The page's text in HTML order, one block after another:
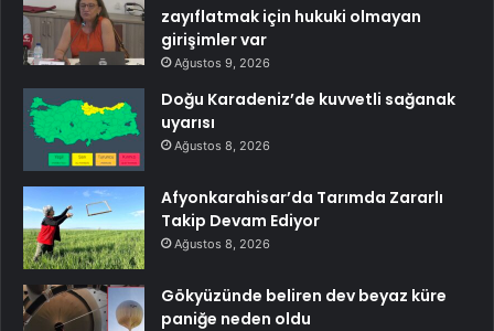
zayıflatmak için hukuki olmayan
girişimler var
Ağustos 9, 2026
Doğu Karadeniz’de kuvvetli sağanak
uyarısı
Ağustos 8, 2026
Afyonkarahisar’da Tarımda Zararlı
Takip Devam Ediyor
Ağustos 8, 2026
Gökyüzünde beliren dev beyaz küre
paniğe neden oldu